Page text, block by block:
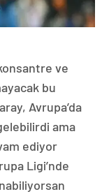
ve
bu
Avrupa’da
ama
ediyor
Ligi’nde